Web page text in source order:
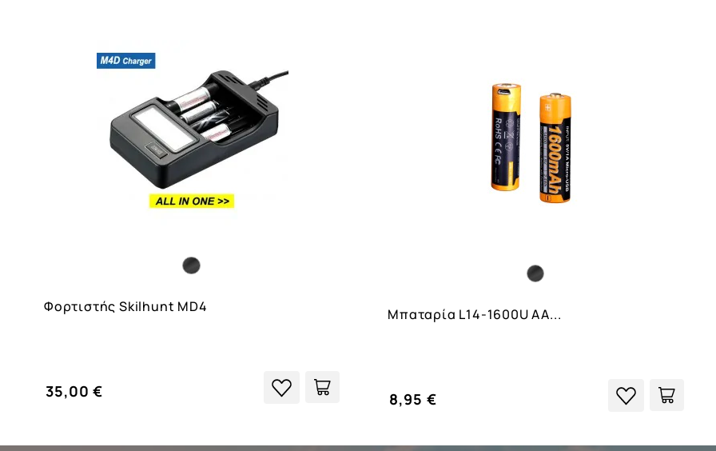
Φορτιστής Skilhunt MD4
35,00 €
Μπαταρία L14-1600U AA...
8,95 €